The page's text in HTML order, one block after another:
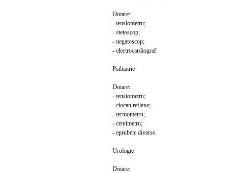
Dotare:
- tensiometru;
- stetoscop;
- negatoscop;
- electrocardiograf.
Psihiatrie
Dotare:
- tensiometru;
- ciocan reflexe;
- termometru;
- centimetru;
- eprubete diverse.
Urologie
Dotare: